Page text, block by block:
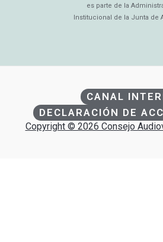
es parte de la
Institucional de la Junta de
CANAL
DECLARACIÓN DE
Copyright © 2026 Consejo